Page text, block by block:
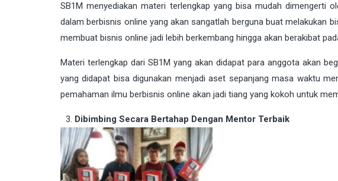
SB1M menyediakan materi terlengkap yang bisa mudah dimengerti
dalam berbisnis online yang akan sangatlah berguna buat melakukan
membuat bisnis online jadi lebih berkembang hingga akan berakibat
Materi terlengkap dari SB1M yang akan didapat para anggota akan
yang didapat bisa digunakan menjadi aset sepanjang masa waktu
pemahaman ilmu berbisnis online akan jadi tiang yang kokoh untuk
Dibimbing Secara Bertahap Dengan Mentor Terbaik